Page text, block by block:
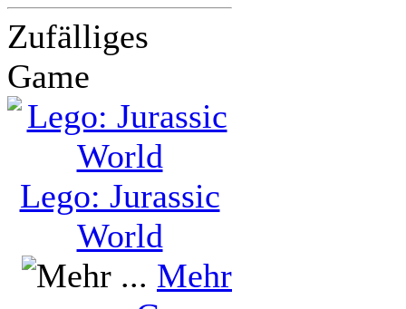
Zufälliges
Game
Lego: Jurassic
World
Mehr